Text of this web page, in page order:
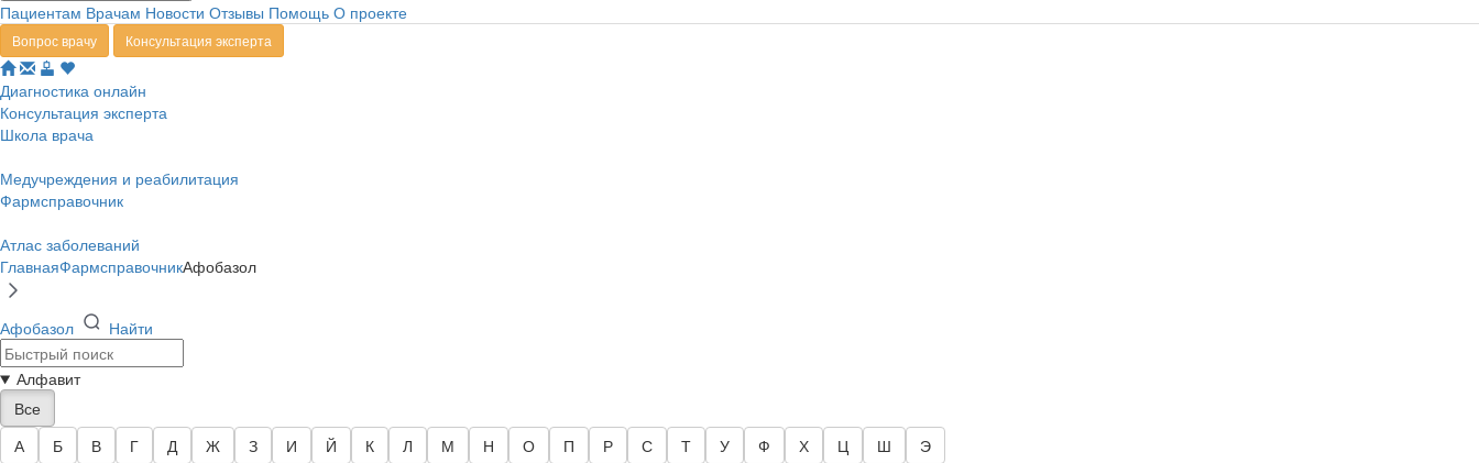
Пациентам Врачам Новости Отзывы Помощь О проекте
Вопрос врачу Консультация эксперта
Диагностика онлайн
Консультация эксперта
Школа врача
Медучреждения и реабилитация
Фармсправочник
Атлас заболеваний
ГлавнаяФармсправочникАфобазол
Афобазол Найти
Алфавит
Все
А
Б В Г Д Ж З И Й К Л М Н О П Р С Т У Ф Х Ц Ш
Э